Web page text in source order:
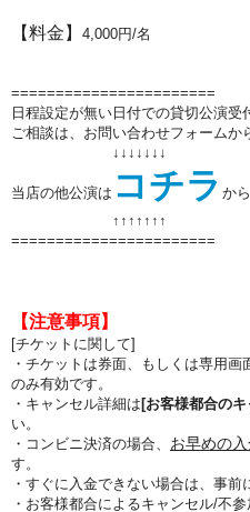
【料金】 4,000円/名
=======================
日程設定が無い日付での貸切公演受
ご相談は、お問い合わせフォームか
↓↓↓↓↓↓↓
当店の他公演は コチラ から
↑↑ ↑↑ ↑↑ ↑
=======================
【注意事項】
[チケットに関して]
・チケットは券面、もしくは専用
のみ有効です。
・キャンセル詳細は [お客様都合の
い。
・コンビニ決済の場合、 お早めの
す。
・すぐに入金できない場合は、事前
・お客様都合によるキャンセル/不